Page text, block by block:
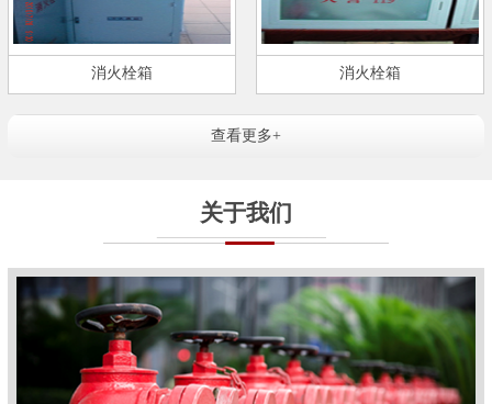
消火栓箱 消火栓箱
查看更多+
关于我们